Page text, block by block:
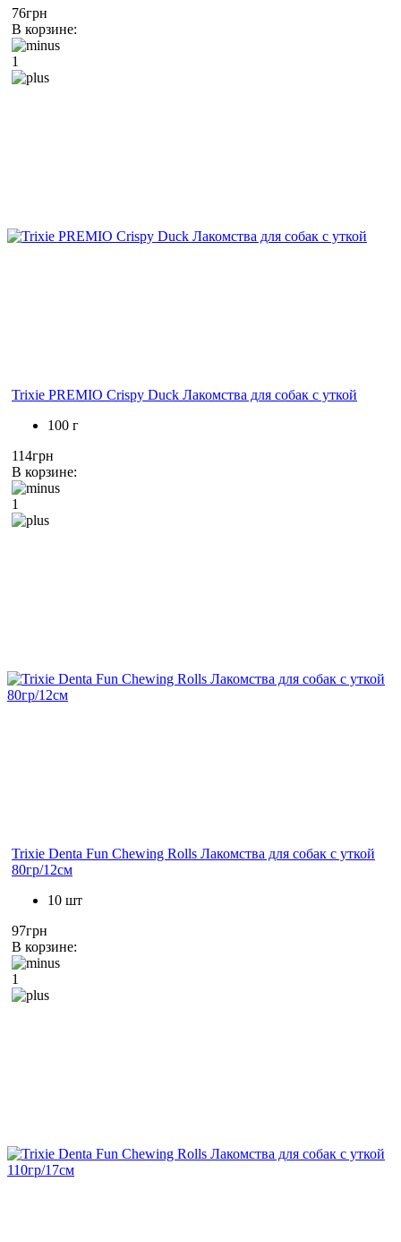
76грн
В корзине:
1
Trixie PREMIO Crispy Duck Лакомства для собак с уткой
100 г
114грн
В корзине:
1
Trixie Denta Fun Chewing Rolls Лакомства для собак с уткой
80гр/12см
10 шт
97грн
В корзине:
1